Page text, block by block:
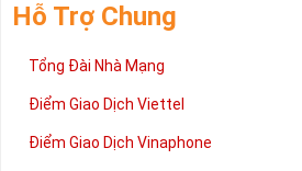
Hỗ Trợ Chung
Tổng Đài Nhà Mạng
Điểm Giao Dịch Viettel
Điểm Giao Dịch Vinaphone